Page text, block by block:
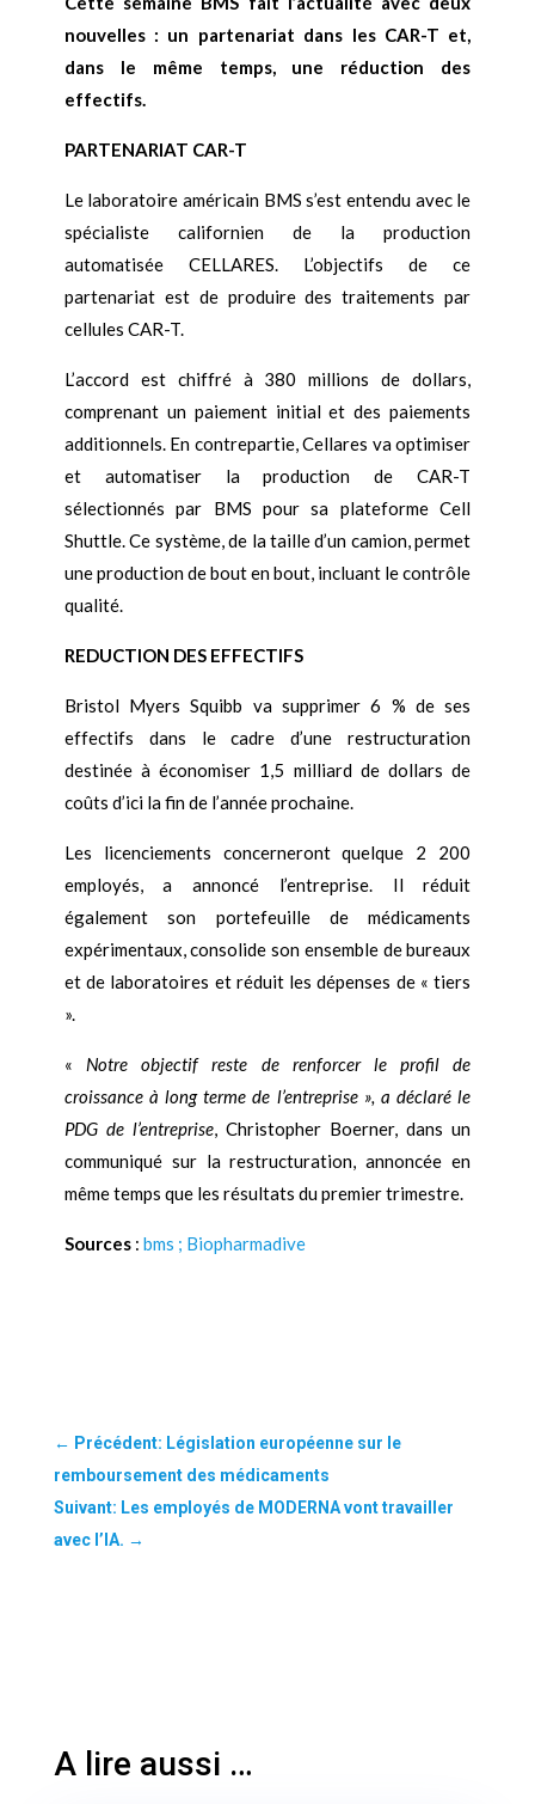
nouvelles : un partenariat dans les CAR-T et,
dans le même temps, une réduction des
effectifs.
PARTENARIAT CAR-T
Le laboratoire américain BMS s’est entendu avec le
spécialiste californien de la production
automatisée CELLARES. L’objectifs de ce
partenariat est de produire des traitements par
cellules CAR-T.
L’accord est chiffré à 380 millions de dollars,
comprenant un paiement initial et des paiements
additionnels. En contrepartie, Cellares va optimiser
et automatiser la production de CAR-T
sélectionnés par BMS pour sa plateforme Cell
Shuttle. Ce système, de la taille d’un camion, permet
une production de bout en bout, incluant le contrôle
qualité.
REDUCTION DES EFFECTIFS
Bristol Myers Squibb va supprimer 6 % de ses
effectifs dans le cadre d’une restructuration
destinée à économiser 1,5 milliard de dollars de
coûts d’ici la fin de l’année prochaine.
Les licenciements concerneront quelque 2 200
employés, a annoncé l’entreprise. Il réduit
également son portefeuille de médicaments
expérimentaux, consolide son ensemble de bureaux
et de laboratoires et réduit les dépenses de « tiers
».
« Notre objectif reste de renforcer le profil de
croissance à long terme de l’entreprise », a déclaré le
PDG de l’entreprise, Christopher Boerner, dans un
communiqué sur la restructuration, annoncée en
même temps que les résultats du premier trimestre.
Sources: bms ; Biopharmadive
← Précédent: Législation européenne sur le
remboursement des médicaments
Suivant: Les employés de MODERNA vont travailler
avec l’IA. →
A lire aussi …